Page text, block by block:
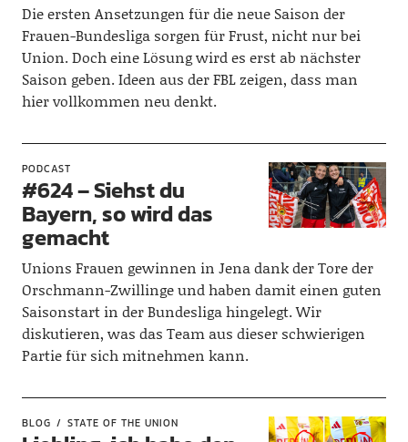
Die ersten Ansetzungen für die neue Saison der
Frauen-Bundesliga sorgen für Frust, nicht nur bei
Union. Doch eine Lösung wird es erst ab nächster
Saison geben. Ideen aus der FBL zeigen, dass man
hier vollkommen neu denkt.
PODCAST
#624 – Siehst du
Bayern, so wird das
gemacht
Unions Frauen gewinnen in Jena dank der Tore der
Orschmann-Zwillinge und haben damit einen guten
Saisonstart in der Bundesliga hingelegt. Wir
diskutieren, was das Team aus dieser schwierigen
Partie für sich mitnehmen kann.
BLOG STATE OF THE UNION